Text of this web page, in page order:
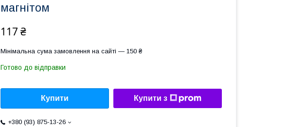
магнітом
117 ₴
Мінімальна сума замовлення на сайті — 150 ₴
Готово до відправки
Купити Купити з
+380 (93) 875-13-26